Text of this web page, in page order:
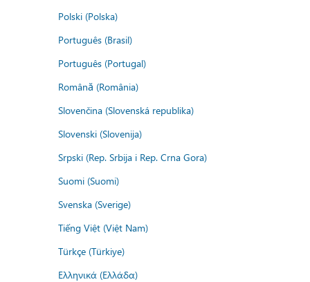
Polski (Polska)
Português (Brasil)
Português (Portugal)
Română (România)
Slovenčina (Slovenská republika)
Slovenski (Slovenija)
Srpski (Rep. Srbija i Rep. Crna Gora)
Suomi (Suomi)
Svenska (Sverige)
Tiếng Việt (Việt Nam)
Türkçe (Türkiye)
Ελληνικά (Ελλάδα)